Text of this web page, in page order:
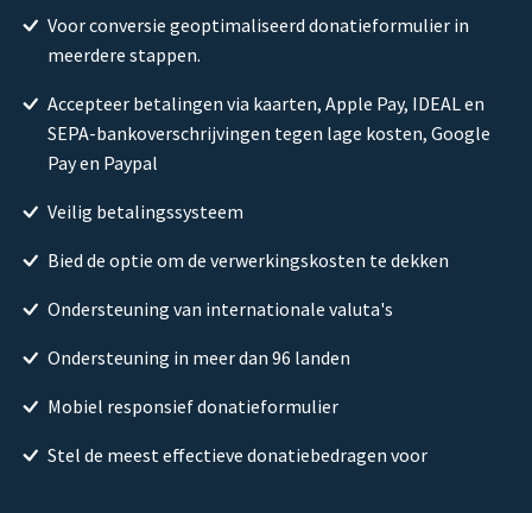
Voor conversie geoptimaliseerd donatieformulier in
meerdere stappen.
Accepteer betalingen via kaarten, Apple Pay, IDEAL en
SEPA-bankoverschrijvingen tegen lage kosten, Google
Pay en Paypal
Veilig betalingssysteem
Bied de optie om de verwerkingskosten te dekken
Ondersteuning van internationale valuta's
Ondersteuning in meer dan 96 landen
Mobiel responsief donatieformulier
Stel de meest effectieve donatiebedragen voor